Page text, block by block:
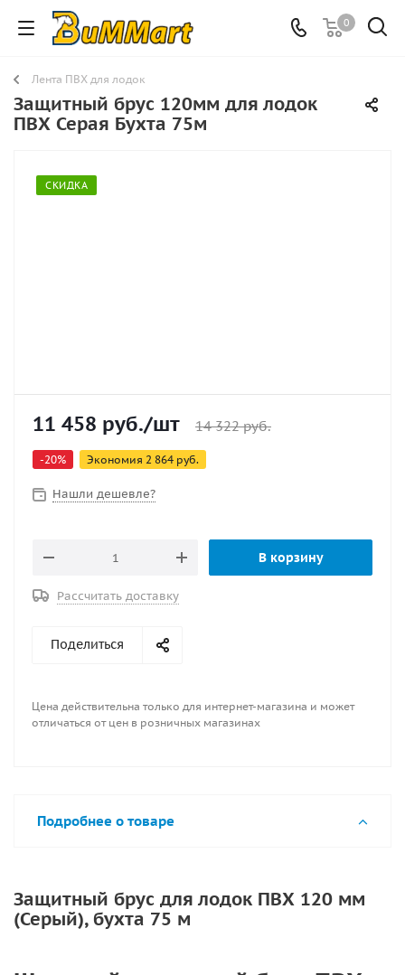
0
Лента ПВХ для лодок
Защитный брус 120мм для лодок
ПВХ Серая Бухта 75м
СКИДКА
11 458 руб./шт 14 322руб.
-20% Экономия 2 864 руб.
Нашли дешевле?
В корзину
Рассчитать доставку
Поделиться
Цена действительна только для интернет-магазина и может
отличаться от цен в розничных магазинах
Подробнее о товаре
Защитный брус для лодок ПВХ 120 мм
(Серый), бухта 75 м